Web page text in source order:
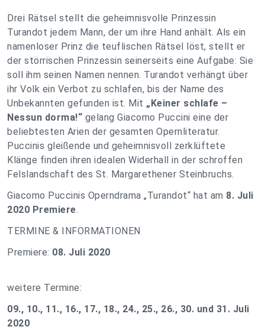
Drei Rätsel stellt die geheimnisvolle Prinzessin
Turandot jedem Mann, der um ihre Hand anhält. Als ein
namenloser Prinz die teuflischen Rätsel löst, stellt er
der störrischen Prinzessin seinerseits eine Aufgabe: Sie
soll ihm seinen Namen nennen. Turandot verhängt über
ihr Volk ein Verbot zu schlafen, bis der Name des
Unbekannten gefunden ist. Mit „Keiner schlafe –
Nessun dorma!“ gelang Giacomo Puccini eine der
beliebtesten Arien der gesamten Opernliteratur.
Puccinis gleißende und geheimnisvoll zerklüftete
Klänge finden ihren idealen Widerhall in der schroffen
Felslandschaft des St. Margarethener Steinbruchs.
Giacomo Puccinis Operndrama „Turandot“ hat am 8. Juli
2020 Premiere.
TERMINE & INFORMATIONEN
Premiere: 08. Juli 2020
weitere Termine:
09., 10., 11., 16., 17., 18., 24., 25., 26., 30. und 31. Juli
2020